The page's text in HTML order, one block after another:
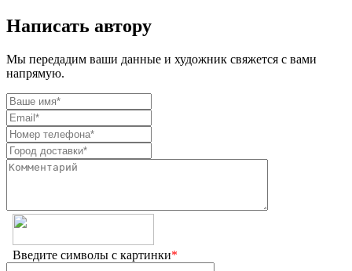
Написать автору
Мы передадим ваши данные и художник свяжется с вами
напрямую.
Введите символы с картинки*